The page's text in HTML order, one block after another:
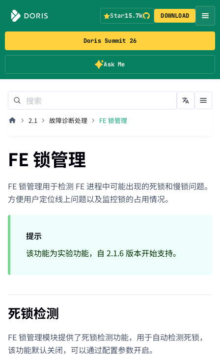
Doris Summit 26
Ask Me
Star15.7k DOWNLOAD
2.1 故障诊断处理 FE 锁管理
FE 锁管理
FE 锁管理用于检测 FE 进程中可能出现的死锁和慢锁问题。
方便用户定位线上问题以及监控锁的占用情况。
提示
该功能为实验功能，自 2.1.6 版本开始支持。
死锁检测
FE 锁管理模块提供了死锁检测功能，用于自动检测死锁，
该功能默认关闭，可以通过配置参数开启。